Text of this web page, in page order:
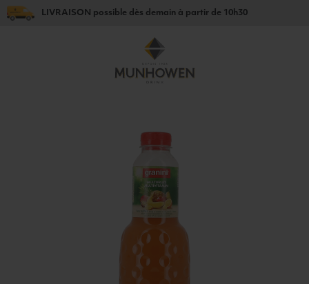
LIVRAISON possible dès demain à partir de 10h30